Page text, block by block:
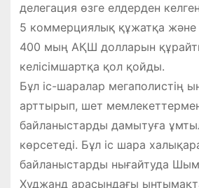
делегация өзге елдерден
5 коммерциялық құжатқа
400 мың АҚШ долларын
келісімшартқа қол қойды.
Бұл іс-шаралар мегаполистің
арттырып, шет
байланыстарды дамытуға
көрсетеді. Бұл іс шара
байланыстарды нығайтуда
Худжанд арасындағы